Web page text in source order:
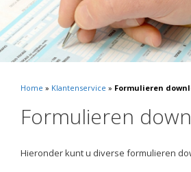
Home » Klantenservice » Formulieren
Formulieren
Hieronder kunt u diverse formulieren